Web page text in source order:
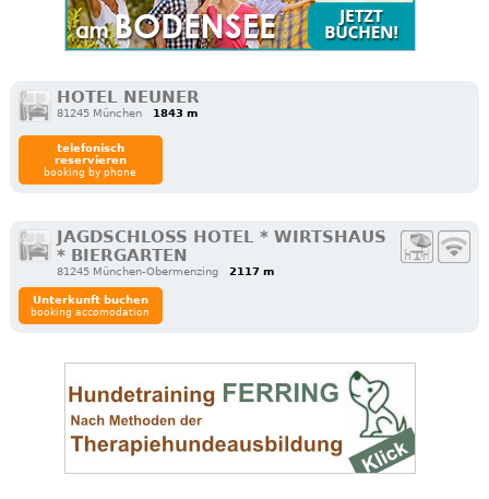
HOTEL NEUNER
81245 München 1843 m
telefonisch
reservieren
booking by phone
JAGDSCHLOSS HOTEL * WIRTSHAUS
* BIERGARTEN
81245 München-Obermenzing 2117 m
Unterkunft buchen
booking accomodation